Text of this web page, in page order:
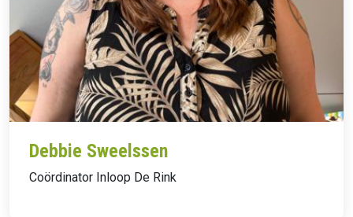
Debbie Sweelssen
Coördinator Inloop De Rink